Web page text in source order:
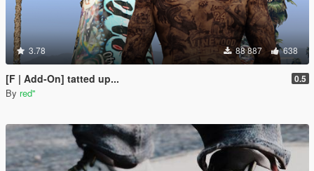
3.78 88 887 638
[F | Add-On] tatted up... 0.5
By red''